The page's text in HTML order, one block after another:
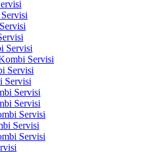
Servisi
Servisi
Servisi
Servisi
Servisi
Servisi
Servisi
Servisi
Servisi